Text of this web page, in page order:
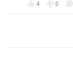
4 0